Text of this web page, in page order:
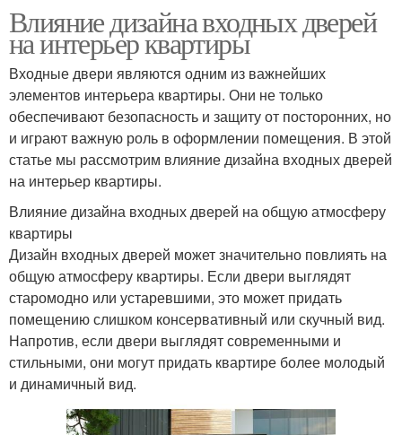
Дверь в жилых
помещениях
Дверь в офисных
помещениях
Дверь в торговых
помещениях
Решения для входных
дверей
Двери в современном
интерьере
Дверь в цвет
Двери с элементами
Интерьер с входными
дверями
Влияние дизайна входных дверей
на интерьер квартиры
Входные двери являются одним из важнейших
элементов интерьера квартиры. Они не только
обеспечивают безопасность и защиту от посторонних, но
и играют важную роль в оформлении помещения. В этой
статье мы рассмотрим влияние дизайна входных дверей
на интерьер квартиры.
Влияние дизайна входных дверей на общую атмосферу
квартиры
Дизайн входных дверей может значительно повлиять на
общую атмосферу квартиры. Если двери выглядят
старомодно или устаревшими, это может придать
помещению слишком консервативный или скучный вид.
Напротив, если двери выглядят современными и
стильными, они могут придать квартире более молодый
и динамичный вид.